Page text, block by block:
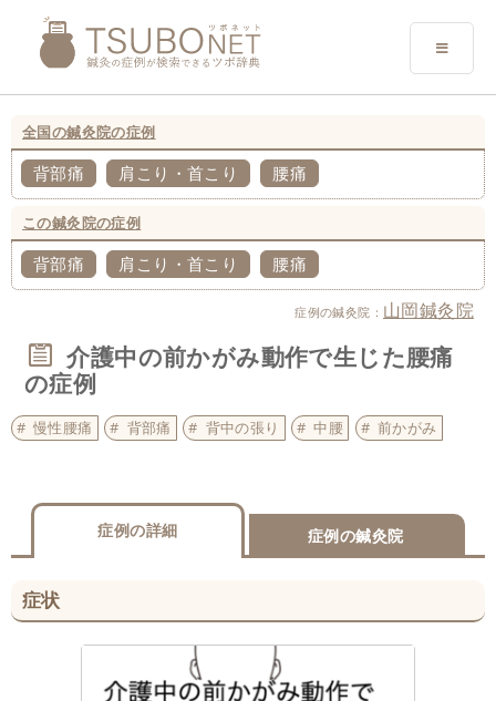
全国の鍼灸院の症例
背部痛 肩こり・首こり 腰痛
この鍼灸院の症例
背部痛 肩こり・首こり 腰痛
症例の鍼灸院： 山岡鍼灸院
介護中の前かがみ動作で生じた腰痛
の症例
慢性腰痛 背部痛 背中の張り 中腰 前かがみ
症例の詳細 症例の鍼灸院
症状